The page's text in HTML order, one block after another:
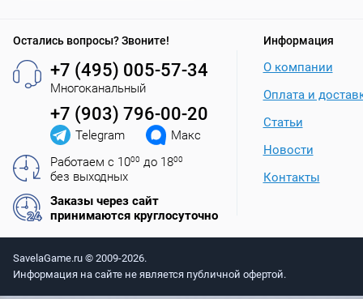
Остались вопросы? Звоните!
+7 (495) 005-57-34
Многоканальный
+7 (903) 796-00-20
Telegram
Макс
Работаем с 1000 до 1800
без выходных
Заказы через сайт
принимаются круглосуточно
Информация
О компании
Оплата и
Статьи
Новости
Контакты
SavelaGame.ru © 2009-2026.
Информация на сайте не является публичной офертой.